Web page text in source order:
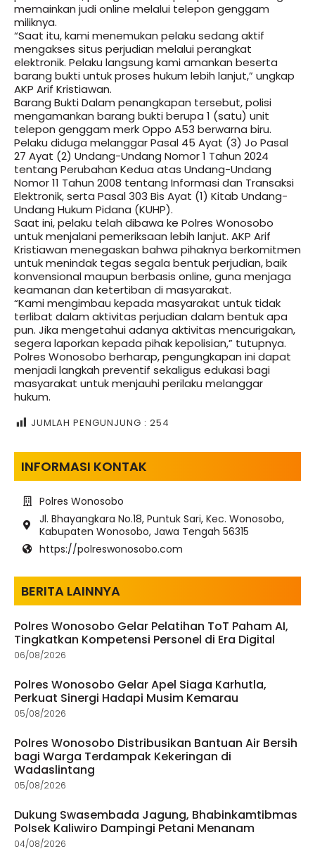
memainkan judi online melalui telepon genggam
miliknya.
“Saat itu, kami menemukan pelaku sedang aktif
mengakses situs perjudian melalui perangkat
elektronik. Pelaku langsung kami amankan beserta
barang bukti untuk proses hukum lebih lanjut,” ungkap
AKP Arif Kristiawan.
Barang Bukti Dalam penangkapan tersebut, polisi
mengamankan barang bukti berupa 1 (satu) unit
telepon genggam merk Oppo A53 berwarna biru.
Pelaku diduga melanggar Pasal 45 Ayat (3) Jo Pasal
27 Ayat (2) Undang-Undang Nomor 1 Tahun 2024
tentang Perubahan Kedua atas Undang-Undang
Nomor 11 Tahun 2008 tentang Informasi dan Transaksi
Elektronik, serta Pasal 303 Bis Ayat (1) Kitab Undang-
Undang Hukum Pidana (KUHP).
Saat ini, pelaku telah dibawa ke Polres Wonosobo
untuk menjalani pemeriksaan lebih lanjut. AKP Arif
Kristiawan menegaskan bahwa pihaknya berkomitmen
untuk menindak tegas segala bentuk perjudian, baik
konvensional maupun berbasis online, guna menjaga
keamanan dan ketertiban di masyarakat.
“Kami mengimbau kepada masyarakat untuk tidak
terlibat dalam aktivitas perjudian dalam bentuk apa
pun. Jika mengetahui adanya aktivitas mencurigakan,
segera laporkan kepada pihak kepolisian,” tutupnya.
Polres Wonosobo berharap, pengungkapan ini dapat
menjadi langkah preventif sekaligus edukasi bagi
masyarakat untuk menjauhi perilaku melanggar
hukum.
JUMLAH PENGUNJUNG : 254
INFORMASI KONTAK
Polres Wonosobo
Jl. Bhayangkara No.18, Puntuk Sari, Kec. Wonosobo,
Kabupaten Wonosobo, Jawa Tengah 56315
https://polreswonosobo.com
BERITA LAINNYA
Polres Wonosobo Gelar Pelatihan ToT Paham AI,
Tingkatkan Kompetensi Personel di Era Digital
06/08/2026
Polres Wonosobo Gelar Apel Siaga Karhutla,
Perkuat Sinergi Hadapi Musim Kemarau
05/08/2026
Polres Wonosobo Distribusikan Bantuan Air Bersih
bagi Warga Terdampak Kekeringan di
Wadaslintang
05/08/2026
Dukung Swasembada Jagung, Bhabinkamtibmas
Polsek Kaliwiro Dampingi Petani Menanam
04/08/2026